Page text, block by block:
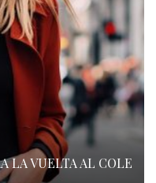
LA VUELTA AL COLE